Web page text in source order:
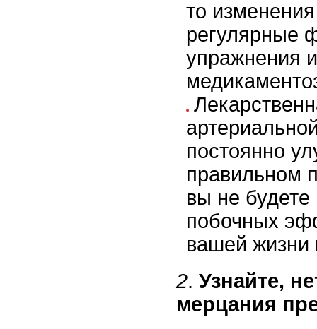
то
регулярные
упражнения
постоянно
правильном
вы не
побочных
вашей жизни
2. Узнайте,
мерцания